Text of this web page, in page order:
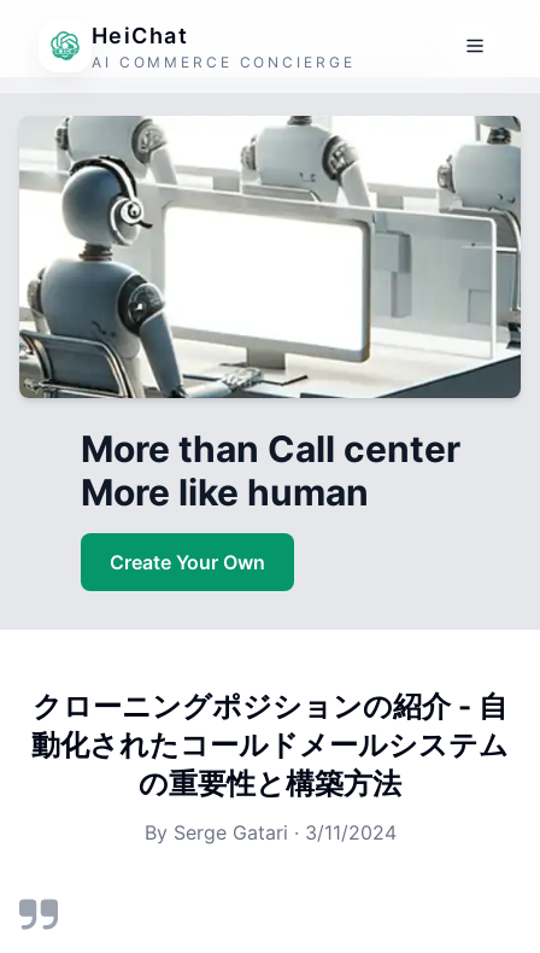
HeiChat
AI COMMERCE CONCIERGE
More than Call center
More like human
Create Your Own
クローニングポジションの紹介 - 自
動化されたコールドメールシステム
の重要性と構築方法
By Serge Gatari · 3/11/2024